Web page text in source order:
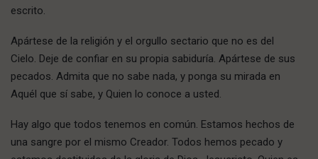
escrito.
Apártese de la religión y el orgullo sectario que no es del
Cielo. Deje de confiar en su propia sabiduría. Apártese de sus
pecados. Admita que no sabe nada, y ponga su mirada en
Aquél que sí sabe, y Quien lo conoce a usted.
Hay algo que todos tenemos en común. Estamos hechos de
una sangre por el mismo Creador. Todos hemos pecado y